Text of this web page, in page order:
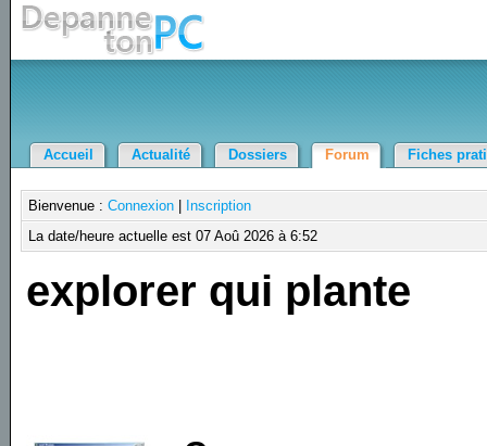
Accueil Actualité Dossiers Forum Fiches
Bienvenue :Connexion
Inscription
La date/heure actuelle est 07 Aoû 2026 à 6:52
explorer qui plante